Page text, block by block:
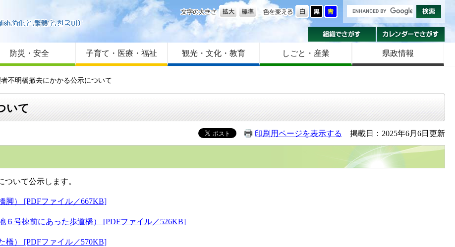
はじめての方へ
Foreign language
サイトマップ
色を変える
文字の大きさ
組織でさがす
防災・安全 子育て・医療・福祉 観光・文化・教育 しごと・産業 県政情報
不明橋撤去にかかる公示について
いて
印刷用ページを表示する 掲載日：2025年6月6日更新
いて公示します。
脚） [PDFファイル／667KB]
６号棟前にあった歩道橋） [PDFファイル／526KB]
橋） [PDFファイル／570KB]